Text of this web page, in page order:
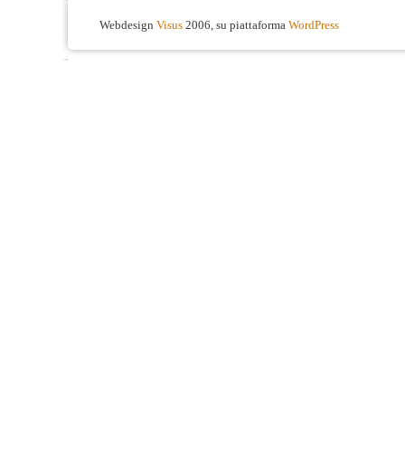
Webdesign Visus 2006, su piattaforma WordPress